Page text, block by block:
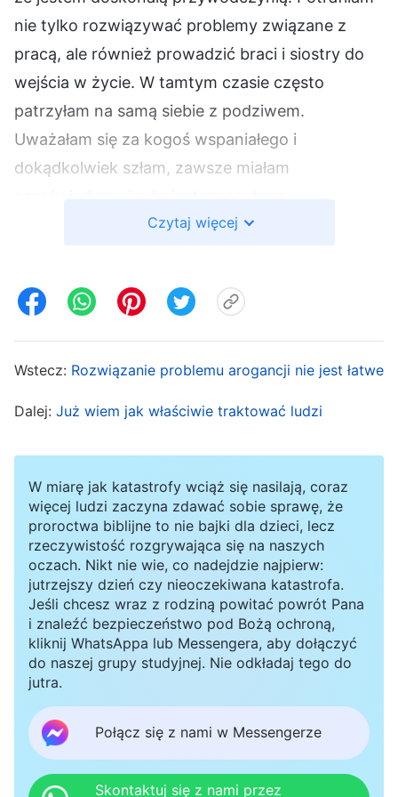
nie tylko rozwiązywać problemy związane z
pracą, ale również prowadzić braci i siostry do
wejścia w życie. W tamtym czasie często
patrzyłam na samą siebie z podziwem.
Uważałam się za kogoś wspaniałego i
dokądkolwiek szłam, zawsze miałam
największym doświadczeniem, największym
Pomyślałam: „Widzę, że wy wszyscy nie wiecie,
posiadam zdolność do pracy”. Najpierw
powiedziałam skromnie: „Gdy zaczęłam
wykonywać ten obowiązek, też nie wiedziałam,
jak pracować ani jak ustalić swoje priorytety”.
Potem zaczęłam rozwodzić się nad tym, w jaki
sposób pracuję. Widziałam, że bracia i siostry
uważnie słuchają mojego omówienia i rzucają na
omówienie za całkiem dobre i byłam bardzo
szczęśliwa. Potem poszłam na zgromadzenie
innej grupy. Gdy do nich mówiłam,
Czytaj więcej
Wstecz: Rozwiązanie problemu arogancji nie jest łatwe
Dalej: Już wiem jak właściwie traktować ludzi
W miarę jak katastrofy wciąż się nasilają, coraz
więcej ludzi zaczyna zdawać sobie sprawę, że
proroctwa biblijne to nie bajki dla dzieci, lecz
rzeczywistość rozgrywająca się na naszych
oczach. Nikt nie wie, co nadejdzie najpierw:
jutrzejszy dzień czy nieoczekiwana katastrofa.
Jeśli chcesz wraz z rodziną powitać powrót Pana
i znaleźć bezpieczeństwo pod Bożą ochroną,
kliknij WhatsAppa lub Messengera, aby dołączyć
do naszej grupy studyjnej. Nie odkładaj tego do
jutra.
Połącz się z nami w Messengerze
Skontaktuj się z nami przez